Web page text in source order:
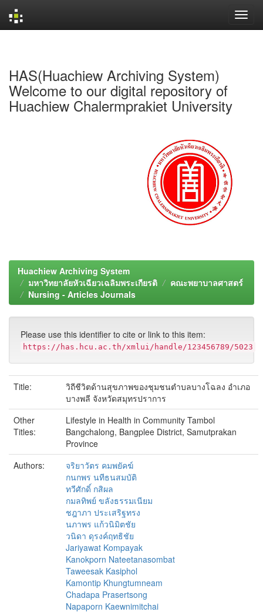
HAS(Huachiew Archiving System)
Welcome to our digital repository of
Huachiew Chalermprakiet University
Huachiew Archiving System
มหาวิทยาลัยหัวเฉียวเฉลิมพระเกียรติ
คณะพยาบาลศาสตร์
Nursing - Articles Journals
Please use this identifier to cite or link to this item:
https://has.hcu.ac.th/xmlui/handle/123456789/5023
Title:
วิถีชีวิตด้านสุขภาพของชุมชนตำบลบางโฉลง อำเภอ
บางพลี จังหวัดสมุทรปราการ
Other
Titles:
Lifestyle in Health in Community Tambol
Bangchalong, Bangplee District, Samutprakan
Province
Authors:
จริยาวัตร คมพยัคฆ์
กนกพร นทีธนสมบัติ
ทวีศักดิ์ กสิผล
กมลทิพย์ ขลังธรรมเนียม
ชฎาภา ประเสริฐทรง
นภาพร แก้วนิมิตชัย
วนิดา ดุรงค์ฤทธิชัย
Jariyawat Kompayak
Kanokporn Nateetanasombat
Taweesak Kasiphol
Kamontip Khungtumneam
Chadapa Prasertsong
Napaporn Kaewnimitchai